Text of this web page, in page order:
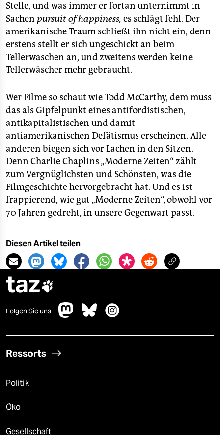
Stelle, und was immer er fortan unternimmt in
Sachen pursuit of happiness, es schlägt fehl. Der
amerikanische Traum schließt ihn nicht ein, denn
erstens stellt er sich ungeschickt an beim
Tellerwaschen an, und zweitens werden keine
Tellerwäscher mehr gebraucht.
Wer Filme so schaut wie Todd McCarthy, dem muss
das als Gipfelpunkt eines antifordistischen,
antikapitalistischen und damit
antiamerikanischen Defätismus erscheinen. Alle
anderen biegen sich vor Lachen in den Sitzen.
Denn Charlie Chaplins „Moderne Zeiten“ zählt
zum Vergnüglichsten und Schönsten, was die
Filmgeschichte hervorgebracht hat. Und es ist
frappierend, wie gut „Moderne Zeiten“, obwohl vor
70 Jahren gedreht, in unsere Gegenwart passt.
Diesen Artikel teilen
taz
Folgen Sie uns
Ressorts
Politik
Öko
Gesellschaft